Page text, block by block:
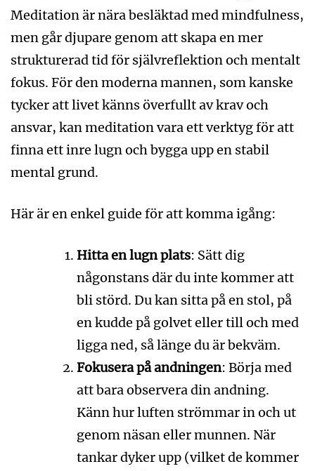
Meditation är nära besläktad med mindfulness,
men går djupare genom att skapa en mer
strukturerad tid för självreflektion och mentalt
fokus. För den moderna mannen, som kanske
tycker att livet känns överfullt av krav och
ansvar, kan meditation vara ett verktyg för att
finna ett inre lugn och bygga upp en stabil
mental grund.
Här är en enkel guide för att komma igång:
Hitta en lugn plats: Sätt dig
någonstans där du inte kommer att
bli störd. Du kan sitta på en stol, på
en kudde på golvet eller till och med
ligga ned, så länge du är bekväm.
Fokusera på andningen: Börja med
att bara observera din andning.
Känn hur luften strömmar in och ut
genom näsan eller munnen. När
tankar dyker upp (vilket de kommer